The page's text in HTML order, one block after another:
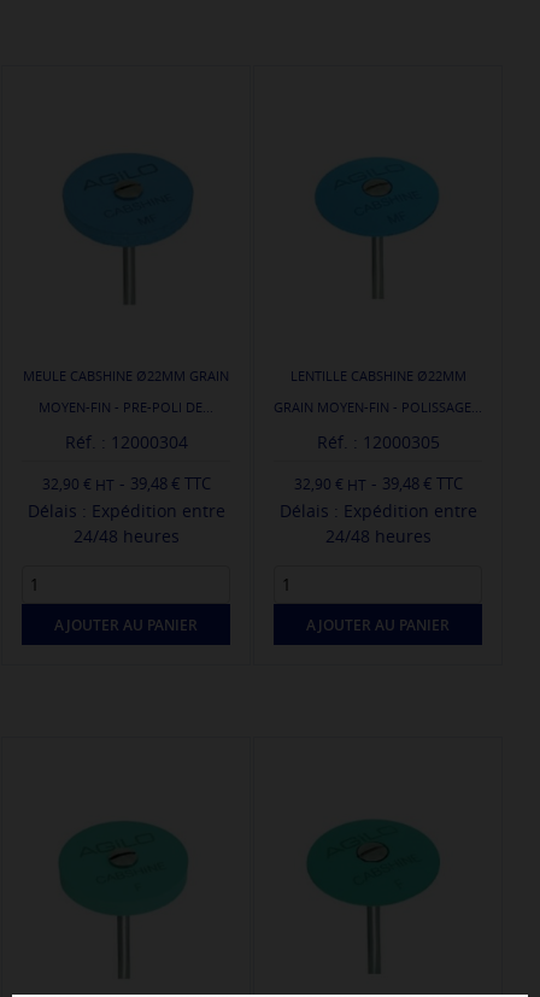
MEULE CABSHINE Ø22MM GRAIN
MOYEN-FIN - PRE-POLI DE...
Réf. : 12000304
32,90 € - 39,48 € TTC
Délais : Expédition entre
24/48 heures
AJOUTER AU PANIER
LENTILLE CABSHINE Ø22MM
GRAIN MOYEN-FIN - POLISSAGE...
Réf. : 12000305
32,90 € - 39,48 € TTC
Délais : Expédition entre
24/48 heures
AJOUTER AU PANIER